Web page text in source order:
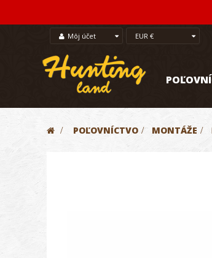
Môj účet EUR €
> POĽOVNÍCTVO > MONTÁŽE >